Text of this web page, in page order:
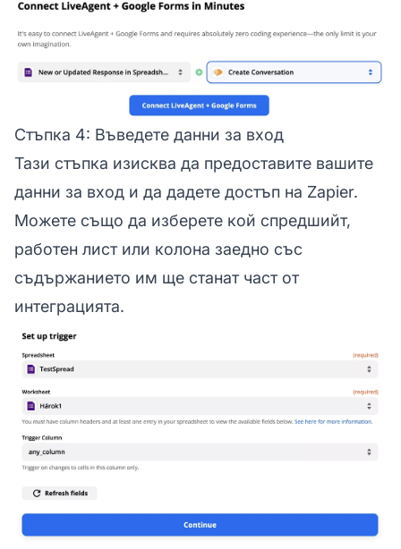
Стъпка 4: Въведете данни за вход
Тази стъпка изисква да предоставите вашите
данни за вход и да дадете достъп на Zapier.
Можете също да изберете кой спредшийт,
работен лист или колона заедно със
съдържанието им ще станат част от
интеграцията.